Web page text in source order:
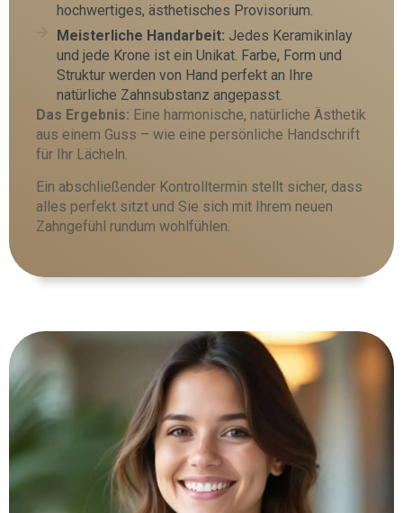
hochwertiges, ästhetisches Provisorium.
Meisterliche Handarbeit: Jedes Keramikinlay
und jede Krone ist ein Unikat. Farbe, Form und
Struktur werden von Hand perfekt an Ihre
natürliche Zahnsubstanz angepasst.
Das Ergebnis: Eine harmonische, natürliche Ästhetik
aus einem Guss – wie eine persönliche Handschrift
für Ihr Lächeln.
Ein abschließender Kontrolltermin stellt sicher, dass
alles perfekt sitzt und Sie sich mit Ihrem neuen
Zahngefühl rundum wohlfühlen.